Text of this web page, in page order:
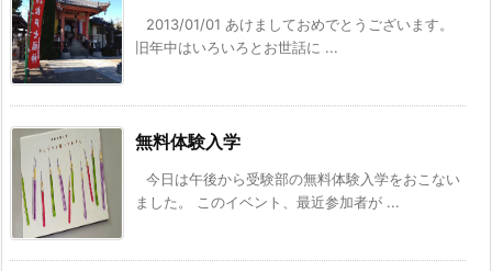
2013/01/01 あけましておめでとうございます。
旧年中はいろいろとお世話に ...
無料体験入学
今日は午後から受験部の無料体験入学をおこない
ました。 このイベント、最近参加者が ...